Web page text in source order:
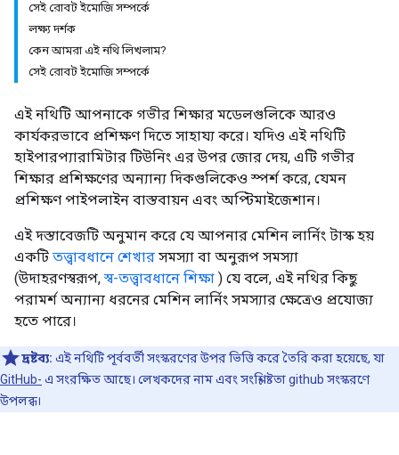
সেই রোবট ইমোজি সম্পর্কে
লক্ষ্য দর্শক
কেন আমরা এই নথি লিখলাম?
সেই রোবট ইমোজি সম্পর্কে
এই নথিটি আপনাকে গভীর শিক্ষার মডেলগুলিকে আরও
কার্যকরভাবে প্রশিক্ষণ দিতে সাহায্য করে। যদিও এই নথিটি
হাইপারপ্যারামিটার টিউনিং এর উপর জোর দেয়, এটি গভীর
শিক্ষার প্রশিক্ষণের অন্যান্য দিকগুলিকেও স্পর্শ করে, যেমন
প্রশিক্ষণ পাইপলাইন বাস্তবায়ন এবং অপ্টিমাইজেশান।
এই দস্তাবেজটি অনুমান করে যে আপনার মেশিন লার্নিং টাস্ক হয়
একটি তত্ত্বাবধানে শেখার সমস্যা বা অনুরূপ সমস্যা
(উদাহরণস্বরূপ,স্ব-তত্ত্বাবধানে শিক্ষা ) যে বলে, এই নথির কিছু
পরামর্শ অন্যান্য ধরনের মেশিন লার্নিং সমস্যার ক্ষেত্রেও প্রযোজ্য
হতে পারে।
দ্রষ্টব্য: এই নথিটি পূর্ববর্তী সংস্করণের উপর ভিত্তি করে তৈরি করা হয়েছে, যা
GitHub- এ সংরক্ষিত আছে। লেখকদের নাম এবং সংশ্লিষ্টতা github সংস্করণে
উপলব্ধ।